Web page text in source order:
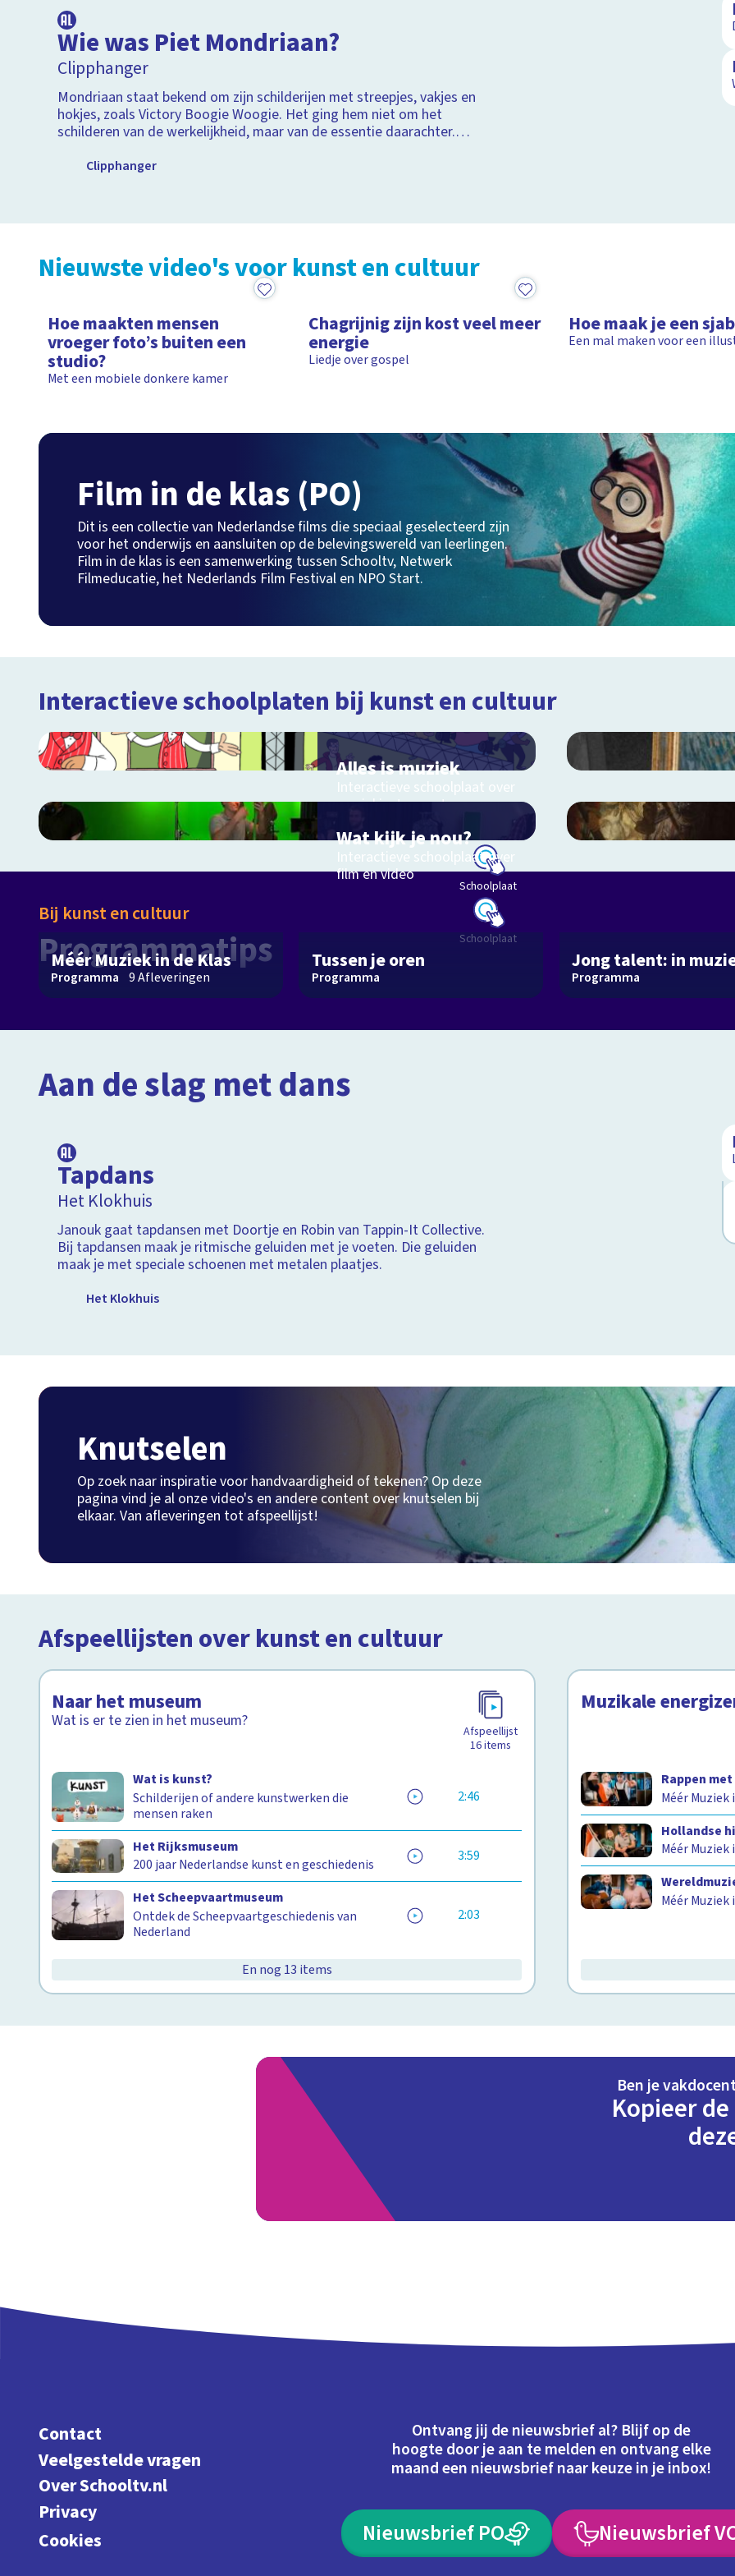
Wie was Piet Mondriaan?
Clipphanger
Mondriaan staat bekend om zijn schilderijen met streepjes, vakjes en
hokjes, zoals Victory Boogie Woogie. Het ging hem niet om het
schilderen van de werkelijkheid, maar van de essentie daarachter.
stijl. En stijl had-ie!
Clipphanger
Nieuwste video's voor kunst en cultuur
Hoe maakten mensen
vroeger foto’s buiten een
studio?
Met een mobiele donkere kamer
Chagrijnig zijn kost veel meer
energie
Liedje over gospel
Hoe maak je een
Een mal maken voor een
Film in de klas (PO)
Dit is een collectie van Nederlandse films die speciaal geselecteerd zijn
voor het onderwijs en aansluiten op de belevingswereld van leerlingen.
Film in de klas is een samenwerking tussen Schooltv, Netwerk
Filmeducatie, het Nederlands Film Festival en NPO Start.
Interactieve schoolplaten bij kunst en cultuur
Alles is muziek
Interactieve schoolplaat over
muziekinstrumenten en
Schoolplaat
Wat kijk je nou?
Interactieve schoolplaat over
film en video
Schoolplaat
Bij kunst en cultuur
Programmatips
Méér Muziek in de Klas
Programma 9Afleveringen
Tussen je oren
Programma
Jong talent: in
Programma
Aan de slag met dans
Tapdans
Het Klokhuis
Janouk gaat tapdansen met Doortje en Robin van Tappin-It Collective.
Bij tapdansen maak je ritmische geluiden met je voeten. Die geluiden
maak je met speciale schoenen met metalen plaatjes.
Het Klokhuis
Knutselen
Op zoek naar inspiratie voor handvaardigheid of tekenen? Op deze
pagina vind je al onze video's en andere content over knutselen bij
elkaar. Van afleveringen tot afspeellijst!
Afspeellijsten over kunst en cultuur
Naar het museum
Wat is er te zien in het museum?
Afspeellijst
16items
Wat is kunst?
Schilderijen of andere kunstwerken die
mensen raken
2:46
Het Rijksmuseum
200 jaar Nederlandse kunst en geschiedenis
3:59
Het Scheepvaartmuseum
Ontdek de Scheepvaartgeschiedenis van
Nederland
2:03
En nog 13 items
Muzikale
Rappen
Méér Muziek
Hollandse
Méér Muziek
Méér Muziek
Ben je
Kopieer
Contact
Veelgestelde vragen
Over Schooltv.nl
Privacy
Cookies
Ontvang jij de nieuwsbrief al? Blijf op de
hoogte door je aan te melden en ontvang elke
maand een nieuwsbrief naar keuze in je inbox!
Nieuwsbrief PO Nieuwsbrief